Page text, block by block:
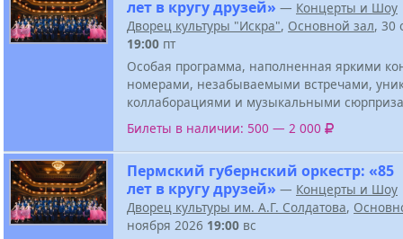
лет в кругу друзей» — Концерты и Шоу
Дворец культуры "Искра", Основной зал, 30
19:00 пт
Особая программа, наполненная яркими
номерами, незабываемыми встречами,
коллаборациями и музыкальными
Билеты в наличии: 500 — 2 000
Пермский губернский оркестр: «85
лет в кругу друзей» — Концерты и Шоу
Дворец культуры им. А.Г. Солдатова,
ноября 2026 19:00 вс